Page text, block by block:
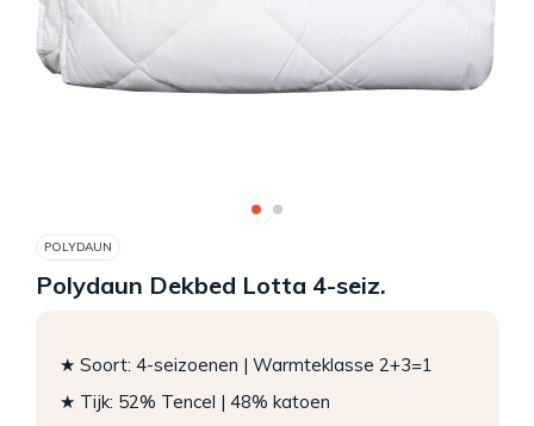
POLYDAUN
Polydaun Dekbed Lotta 4-seiz.
★ Soort: 4-seizoenen | Warmteklasse 2+3=1
★ Tijk: 52% Tencel | 48% katoen